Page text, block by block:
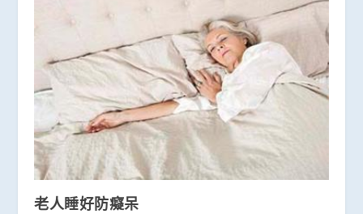
老人睡好防癡呆